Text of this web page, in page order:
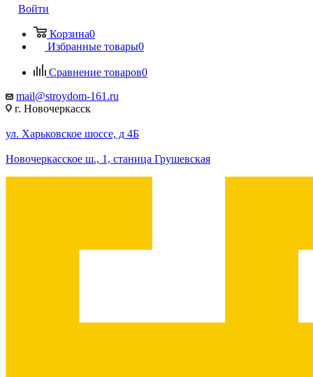
Войти
Корзина0
Избранные товары0
Сравнение товаров0
mail@stroydom-161.ru
г. Новочеркасск
ул. Харьковское шоссе, д 4Б
Новочеркасское ш., 1, станица Грушевская